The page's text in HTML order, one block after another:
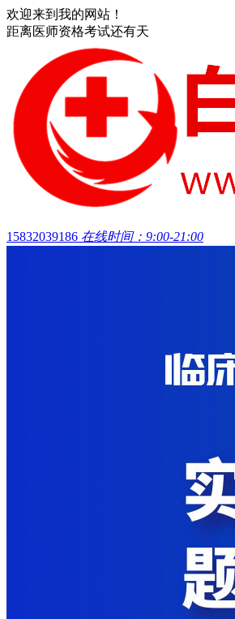
欢迎来到我的网站！
距离医师资格考试还有天
15832039186 在线时间：9:00-21:00